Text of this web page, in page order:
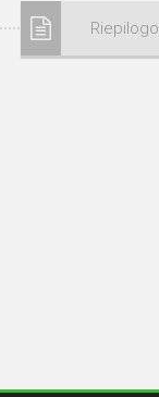
Riepilogo